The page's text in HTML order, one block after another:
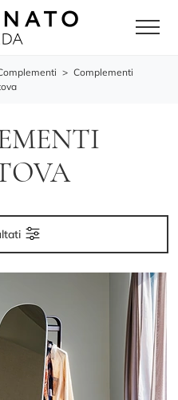
> Complementi